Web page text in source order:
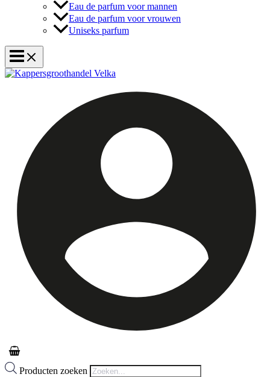
Eau de parfum voor mannen
Eau de parfum voor vrouwen
Uniseks parfum
Producten zoeken